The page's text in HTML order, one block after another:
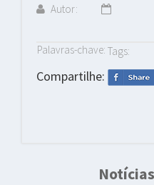
Autor:
Palavras-chave: Tags:
Compartilhe: